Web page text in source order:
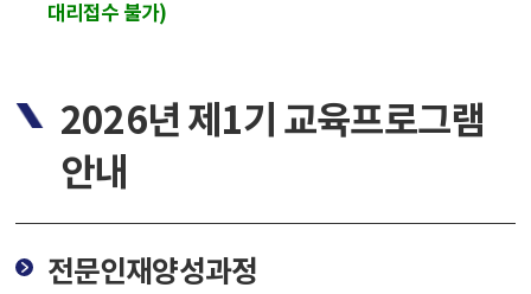
대리접수 불가)
2026년 제1기 교육프로그램
안내
전문인재양성과정